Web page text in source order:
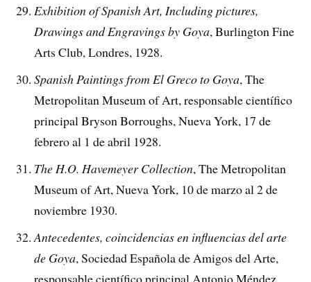
Exhibition of Spanish Art, Including pictures,
Drawings and Engravings by Goya, Burlington Fine
Arts Club, Londres, 1928.
Spanish Paintings from El Greco to Goya, The
Metropolitan Museum of Art, responsable científico
principal Bryson Borroughs, Nueva York, 17 de
febrero al 1 de abril 1928.
The H.O. Havemeyer Collection, The Metropolitan
Museum of Art, Nueva York, 10 de marzo al 2 de
noviembre 1930.
Antecedentes, coincidencias en influencias del arte
de Goya, Sociedad Española de Amigos del Arte,
responsable científico principal Antonio Méndez